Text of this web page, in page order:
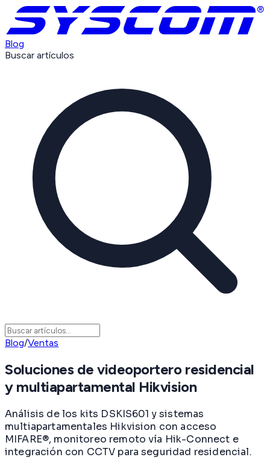
Blog
Buscar artículos
Blog/Ventas
Soluciones de videoportero residencial
y multiapartamental Hikvision
Análisis de los kits DSKIS601 y sistemas
multiapartamentales Hikvision con acceso
MIFARE®, monitoreo remoto vía Hik-Connect e
integración con CCTV para seguridad residencial.